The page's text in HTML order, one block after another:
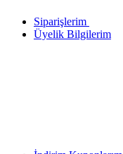
Siparişlerim
Üyelik Bilgilerim